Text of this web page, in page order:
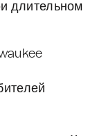
длительном